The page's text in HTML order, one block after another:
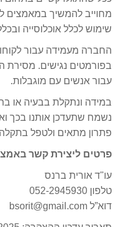
מחוייב להמשיך במאמצים
שימוש לכלל אוכלוסייה
החברה מעמידה עבור
בפורמטים נגישים. מסירת
עבור אנשים עם מוגבלות.
במידה ונתקלת בבעיה או
נשמח שתעדכן אותנו בכך
פתרון מתאים ולטפל
פרטים ליצירת קשר
עו"ד אורית ברנס
טלפון 052-2945930
דוא”ל bsorit@gmail.com